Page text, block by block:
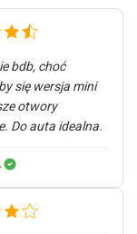
bdb, choć
się wersja mini
otwory
Do auta idealna.